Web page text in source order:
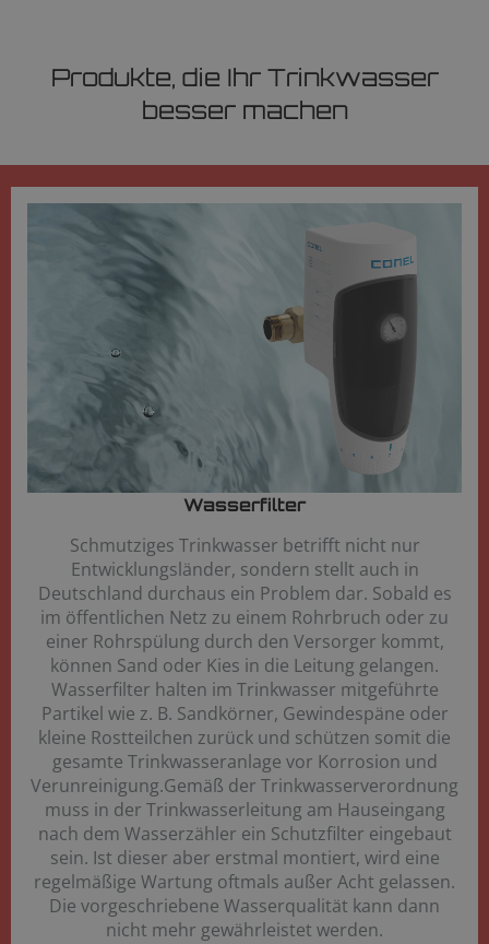
Produkte, die Ihr Trinkwasser
besser machen
Wasserfilter​
Schmutziges Trinkwasser betrifft nicht nur
Entwicklungsländer, sondern stellt auch in
Deutschland durchaus ein Problem dar. Sobald es
im öffentlichen Netz zu einem Rohrbruch oder zu
einer Rohrspülung durch den Versorger kommt,
können Sand oder Kies in die Leitung gelangen.
Wasserfilter halten im Trinkwasser mitgeführte
Partikel wie z. B. Sandkörner, Gewindespäne oder
kleine Rostteilchen zurück und schützen somit die
gesamte Trinkwasseranlage vor Korrosion und
Verunreinigung.Gemäß der Trinkwasserverordnung
muss in der Trinkwasserleitung am Hauseingang
nach dem Wasserzähler ein Schutzfilter eingebaut
sein. Ist dieser aber erstmal montiert, wird eine
regelmäßige Wartung oftmals außer Acht gelassen.
Die vorgeschriebene Wasserqualität kann dann
nicht mehr gewährleistet werden.